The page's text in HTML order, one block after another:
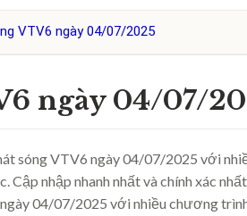
VTV6 ngày 04/07/2025
ngày 04/07/
sóng VTV6 ngày 04/07/2025 với
Cập nhập nhanh nhất và chính xác
04/07/2025 với nhiều chương